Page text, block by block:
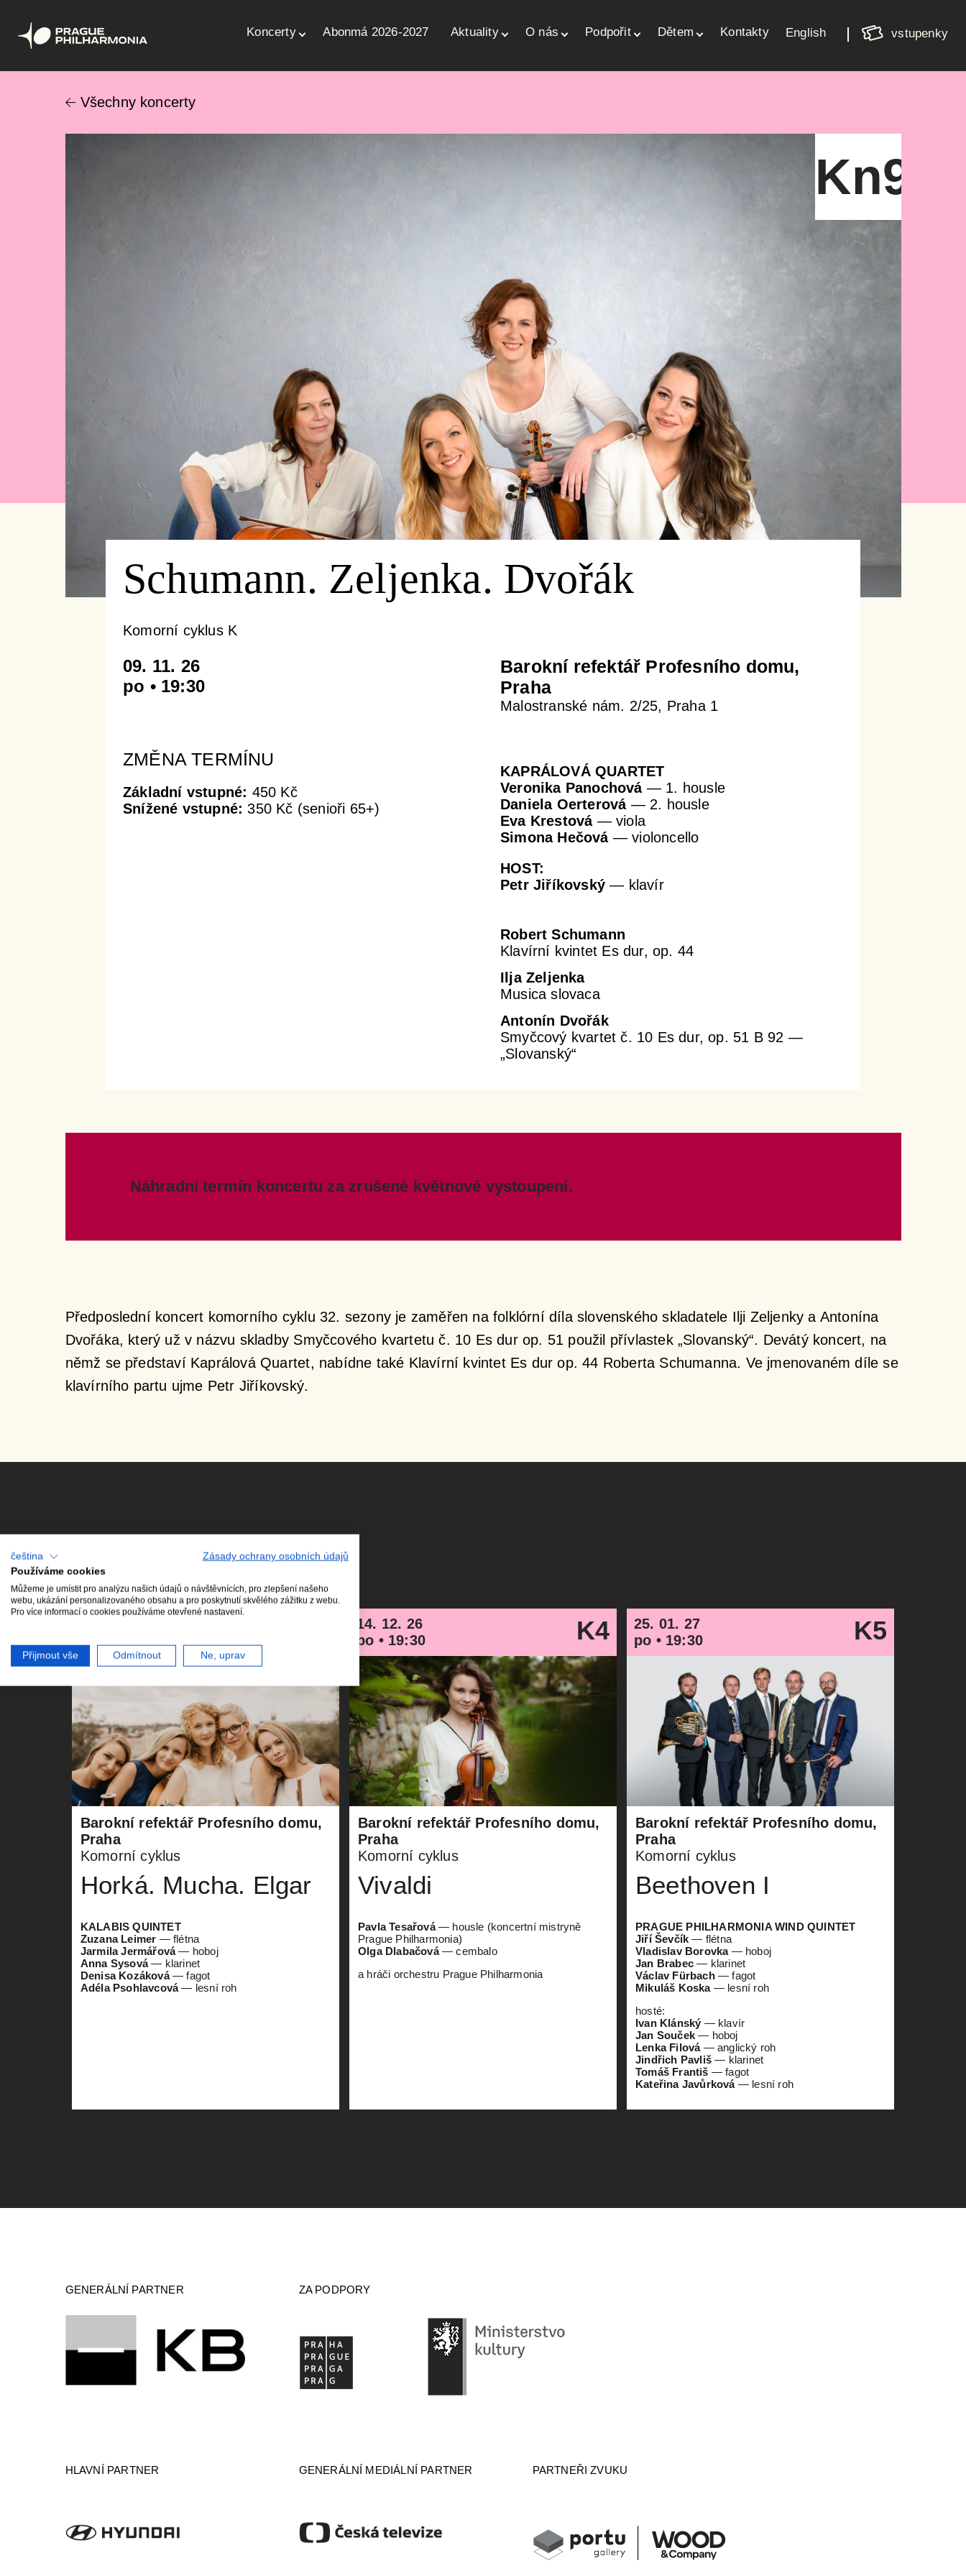
košíkvstupenky
English
Hlavní
Koncerty Abonmá 2026-2027 Aktuality O nás Podpořit Dětem Kontakty
Všechny koncerty
Kn9
Schumann. Zeljenka. Dvořák
Komorní cyklus K
09. 11. 26
po • 19:30
Barokní refektář Profesního domu,
Praha
Malostranské nám. 2/25, Praha 1
ZMĚNA TERMÍNU
Základní vstupné: 450 Kč
Snížené vstupné: 350 Kč (senioři 65+)
KAPRÁLOVÁ QUARTET
Veronika Panochová— 1. housle
Daniela Oerterová— 2. housle
Eva Krestová— viola
Simona Hečová— violoncello
HOST:
Petr Jiříkovský — klavír
Robert Schumann
Klavírní kvintet Es dur, op. 44
Ilja Zeljenka
Musica slovaca
Antonín Dvořák
Smyčcový kvartet č. 10 Es dur, op. 51 B 92 —
„Slovanský“
Náhradní termín koncertu za zrušené květnové vystoupení.
Předposlední koncert komorního cyklu 32. sezony je zaměřen na folklórní díla slovenského skladatele Ilji Zeljenky a Antonína
Dvořáka, který už v názvu skladby Smyčcového kvartetu č. 10 Es dur op. 51 použil přívlastek „Slovanský“. Devátý koncert, na
němž se představí Kaprálová Quartet, nabídne také Klavírní kvintet Es dur op. 44 Roberta Schumanna. Ve jmenovaném díle se
klavírního partu ujme Petr Jiříkovský.
Mohlo by se vám líbit
po • 19:30
Barokní refektář Profesního domu,
Praha
Komorní cyklus
Horká. Mucha. Elgar
KALABIS QUINTET
Zuzana Leimer — flétna
Jarmila Jermářová— hoboj
Anna Sysová— klarinet
Denisa Kozáková— fagot
Adéla Psohlavcová— lesní roh
14. 12. 26
po • 19:30
K4
Barokní refektář Profesního domu,
Praha
Komorní cyklus
Vivaldi
Pavla Tesařová— housle (koncertní mistryně
Prague Philharmonia)
Olga Dlabačová— cembalo
a hráči orchestru Prague Philharmonia
25. 01. 27
po • 19:30
K5
Barokní refektář Profesního domu,
Praha
Komorní cyklus
Beethoven I
PRAGUE PHILHARMONIA WIND QUINTET
Jiří Ševčík — flétna
Vladislav Borovka— hoboj
Jan Brabec — klarinet
Václav Fürbach— fagot
Mikuláš Koska— lesní roh
hosté:
Ivan Klánský — klavír
Jan Souček — hoboj
Lenka Filová— anglický roh
Jindřich Pavliš — klarinet
Tomáš Františ — fagot
Kateřina Javůrková— lesní roh
GENERÁLNÍ PARTNER ZA PODPORY
HLAVNÍ PARTNER GENERÁLNÍ MEDIÁLNÍ PARTNER PARTNEŘI ZVUKU
čeština
Zásady ochrany osobních údajů
Používáme cookies
Můžeme je umístit pro analýzu našich údajů o návštěvnících, pro zlepšení našeho
webu, ukázání personalizovaného obsahu a pro poskytnutí skvělého zážitku z webu.
Pro více informací o cookies používáme otevřené nastavení.
Přijmout vše Odmítnout Ne, uprav